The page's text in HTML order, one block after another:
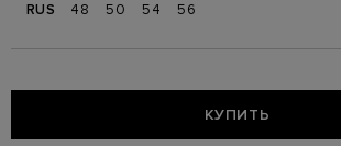
RUS 48 50 54 56
КУПИТЬ